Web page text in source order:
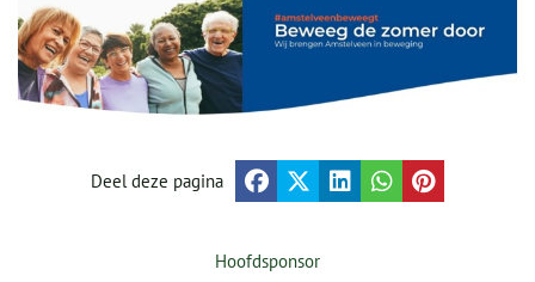
Deel deze pagina
Hoofdsponsor